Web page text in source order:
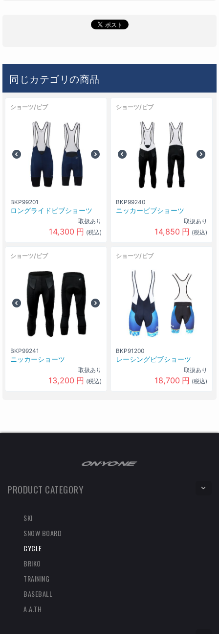
同じカテゴリの商品
ショーツ/ビブ
BKP99201
ロングライドビブショーツ
取扱あり
14,300 円 (税込)
ショーツ/ビブ
BKP99240
ニッカービブショーツ
取扱あり
14,850 円 (税込)
ショーツ/ビブ
BKP99241
ニッカーショーツ
取扱あり
13,200 円 (税込)
ショーツ/ビブ
BKP91200
レーシングビブショーツ
取扱あり
18,700 円 (税込)
PRODUCT CATEGORY
SKI
SNOW BOARD
CYCLE
BRIKO
TRAINING
BASEBALL
A.A.TH